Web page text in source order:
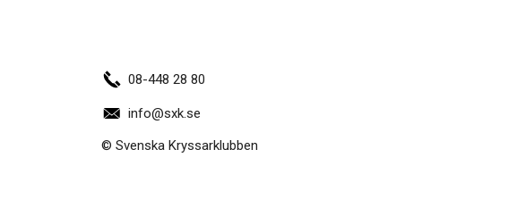
08-448 28 80
info@sxk.se
© Svenska Kryssarklubben